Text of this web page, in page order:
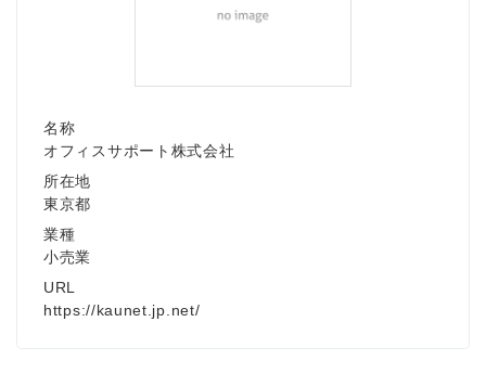
名称
オフィスサポート株式会社
所在地
東京都
業種
小売業
URL
https://kaunet.jp.net/